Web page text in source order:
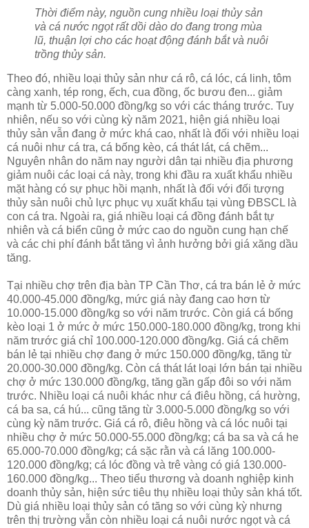
Thời điểm này, nguồn cung nhiều loại thủy sản
và cá nước ngọt rất dồi dào do đang trong mùa
lũ, thuận lợi cho các hoạt động đánh bắt và nuôi
trồng thủy sản.
Theo đó, nhiều loại thủy sản như cá rô, cá lóc, cá linh, tôm
càng xanh, tép rong, ếch, cua đồng, ốc bươu đen... giảm
mạnh từ 5.000-50.000 đồng/kg so với các tháng trước. Tuy
nhiên, nếu so với cùng kỳ năm 2021, hiện giá nhiều loại
thủy sản vẫn đang ở mức khá cao, nhất là đối với nhiều loại
cá nuôi như cá tra, cá bống kèo, cá thát lát, cá chẽm...
Nguyên nhân do năm nay người dân tại nhiều địa phương
giảm nuôi các loại cá này, trong khi đầu ra xuất khẩu nhiều
mặt hàng có sự phục hồi mạnh, nhất là đối với đối tượng
thủy sản nuôi chủ lực phục vụ xuất khẩu tại vùng ÐBSCL là
con cá tra. Ngoài ra, giá nhiều loại cá đồng đánh bắt tự
nhiên và cá biển cũng ở mức cao do nguồn cung hạn chế
và các chi phí đánh bắt tăng vì ảnh hưởng bởi giá xăng dầu
tăng.
Tại nhiều chợ trên địa bàn TP Cần Thơ, cá tra bán lẻ ở mức
40.000-45.000 đồng/kg, mức giá này đang cao hơn từ
10.000-15.000 đồng/kg so với năm trước. Còn giá cá bống
kèo loại 1 ở mức ở mức 150.000-180.000 đồng/kg, trong khi
năm trước giá chỉ 100.000-120.000 đồng/kg. Giá cá chẽm
bán lẻ tại nhiều chợ đang ở mức 150.000 đồng/kg, tăng từ
20.000-30.000 đồng/kg. Còn cá thát lát loại lớn bán tại nhiều
chợ ở mức 130.000 đồng/kg, tăng gần gấp đôi so với năm
trước. Nhiều loại cá nuôi khác như cá điêu hồng, cá hường,
cá ba sa, cá hú... cũng tăng từ 3.000-5.000 đồng/kg so với
cùng kỳ năm trước. Giá cá rô, điêu hồng và cá lóc nuôi tại
nhiều chợ ở mức 50.000-55.000 đồng/kg; cá ba sa và cá he
65.000-70.000 đồng/kg; cá sặc rằn và cá lăng 100.000-
120.000 đồng/kg; cá lóc đồng và trê vàng có giá 130.000-
160.000 đồng/kg... Theo tiểu thương và doanh nghiệp kinh
doanh thủy sản, hiện sức tiêu thụ nhiều loại thủy sản khá tốt.
Dù giá nhiều loại thủy sản có tăng so với cùng kỳ nhưng
trên thị trường vẫn còn nhiều loại cá nuôi nước ngọt và cá